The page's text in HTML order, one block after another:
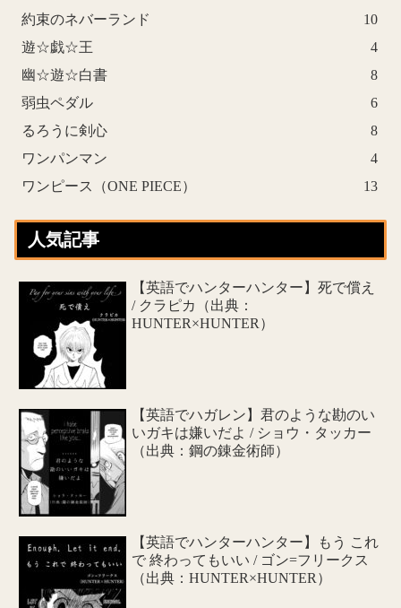
約束のネバーランド
10
遊☆戯☆王
4
幽☆遊☆白書
8
弱虫ペダル
6
るろうに剣心
8
ワンパンマン
4
ワンピース（ONE PIECE）
13
人気記事
【英語でハンターハンター】死で償え
/ クラピカ（出典：
HUNTER×HUNTER）
【英語でハガレン】君のような勘のい
いガキは嫌いだよ / ショウ・タッカー
（出典：鋼の錬金術師）
【英語でハンターハンター】もう これ
で 終わってもいい / ゴン=フリークス
（出典：HUNTER×HUNTER）